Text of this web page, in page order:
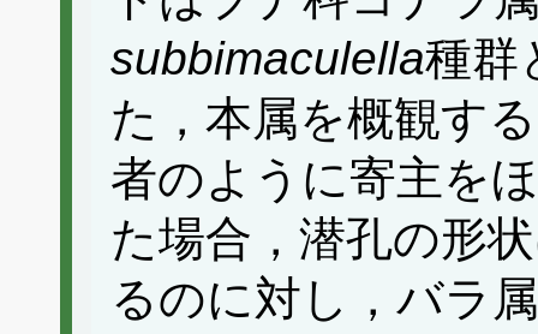
subbimaculella種群
た，本属を概観す
者のように寄主を
た場合，潜孔の形
るのに対し，バラ